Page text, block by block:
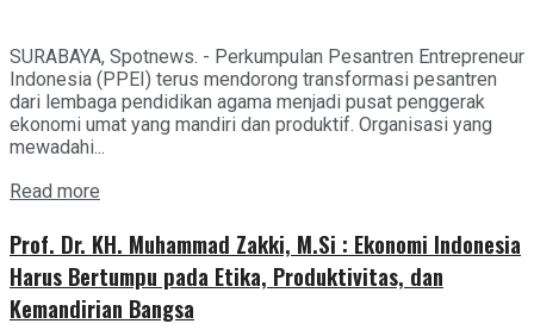
SURABAYA, Spotnews. - Perkumpulan Pesantren Entrepreneur
Indonesia (PPEI) terus mendorong transformasi pesantren
dari lembaga pendidikan agama menjadi pusat penggerak
ekonomi umat yang mandiri dan produktif. Organisasi yang
mewadahi...
Read more
Prof. Dr. KH. Muhammad Zakki, M.Si : Ekonomi Indonesia
Harus Bertumpu pada Etika, Produktivitas, dan
Kemandirian Bangsa